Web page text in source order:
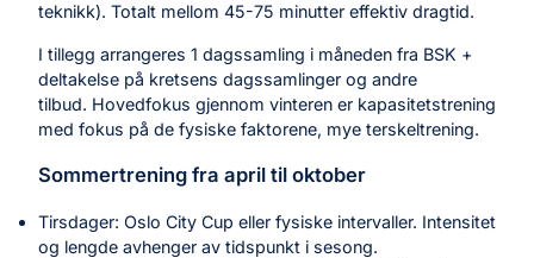
teknikk). Totalt mellom 45-75 minutter effektiv dragtid.
I tillegg arrangeres 1 dagssamling i måneden fra BSK +
deltakelse på kretsens dagssamlinger og andre
tilbud. Hovedfokus gjennom vinteren er kapasitetstrening
med fokus på de fysiske faktorene, mye terskeltrening.
Sommertrening fra april til oktober
Tirsdager: Oslo City Cup eller fysiske intervaller. Intensitet
og lengde avhenger av tidspunkt i sesong.